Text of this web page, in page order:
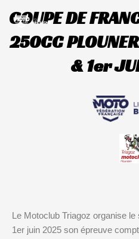
au
contenu
COUPE DE
250CC
& 1er
Le Motoclub Triagoz organise
1er juin 2025 son épreuve